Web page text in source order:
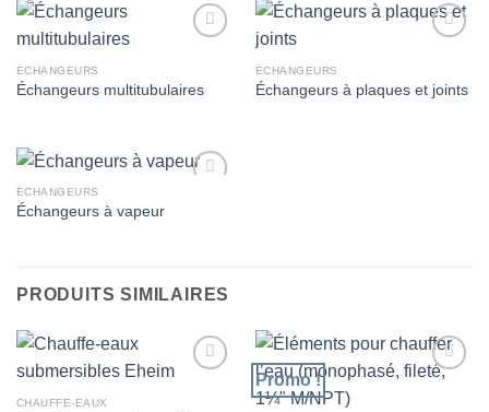
Ajouter
ÉCHANGEURS
Échangeurs multitubulaires
Ajouter
ÉCHANGEURS
Échangeurs à plaques et joints
ÉCHANGEURS
Échangeurs à vapeur
PRODUITS SIMILAIRES
CHAUFFE-EAUX
Promo !